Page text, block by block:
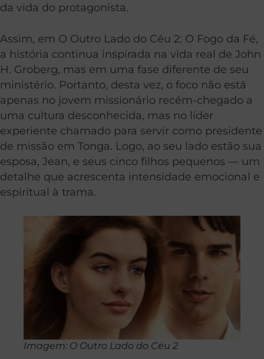
da vida do protagonista.
Assim, em O Outro Lado do Céu 2: O Fogo da Fé,
a história continua inspirada na vida real de John
H. Groberg, mas em uma fase diferente de seu
ministério. Portanto, desta vez, o foco não está
apenas no jovem missionário recém-chegado a
uma cultura desconhecida, mas no líder
experiente chamado para servir como presidente
de missão em Tonga. Logo, ao seu lado estão sua
esposa, Jean, e seus cinco filhos pequenos — um
detalhe que acrescenta intensidade emocional e
espiritual à trama.
Imagem: O Outro Lado do Céu 2